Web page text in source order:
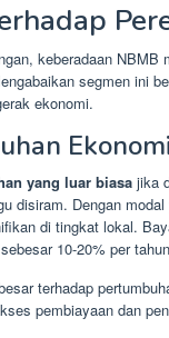
keberadaan
segmen ini
ekonomi.
yang luar biasa jika
disiram. Dengan
di tingkat lokal.
10-20% per
terhadap
pembiayaan dan